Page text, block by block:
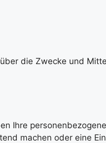
die Zwecke und
Ihre
machen oder eine